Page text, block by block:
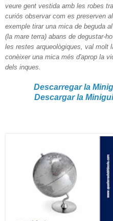
veure gent vestida amb les robes
curiós observar com es preserven
exemple tirar una mica de beguda
(la mare terra) abans de degustar-
les restes arqueològiques, val molt
conèixer una mica més d'aprop la
dels inques.
Descarregar la
Descargar la